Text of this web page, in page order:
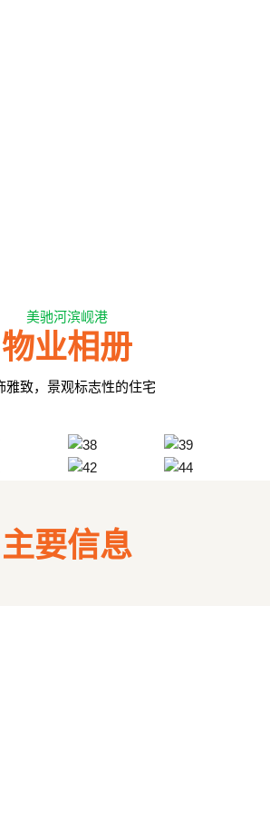
美驰河滨岘港
物业相册
雅致，景观标志性的住宅
主要信息